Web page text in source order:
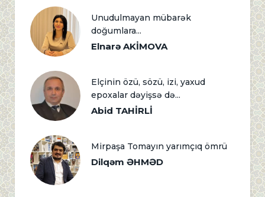
Unudulmayan mübarək
doğumlara...
Elnarə AKİMOVA
Elçinin özü, sözü, izi, yaxud
epoxalar dəyişsə də...
Abid TAHİRLİ
Mirpaşa Tomayın yarımçıq ömrü
Dilqəm ƏHMƏD